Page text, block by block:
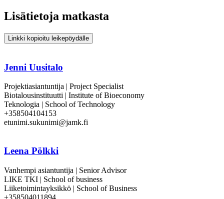
Lisätietoja matkasta
Linkki kopioitu leikepöydälle
Jenni Uusitalo
Projektiasiantuntija | Project Specialist
Biotalousinstituutti | Institute of Bioeconomy
Teknologia | School of Technology
+358504104153
etunimi.sukunimi@jamk.fi
Leena Pölkki
Vanhempi asiantuntija | Senior Advisor
LIKE TKI | School of business
Liiketoimintayksikkö | School of Business
+358504011894